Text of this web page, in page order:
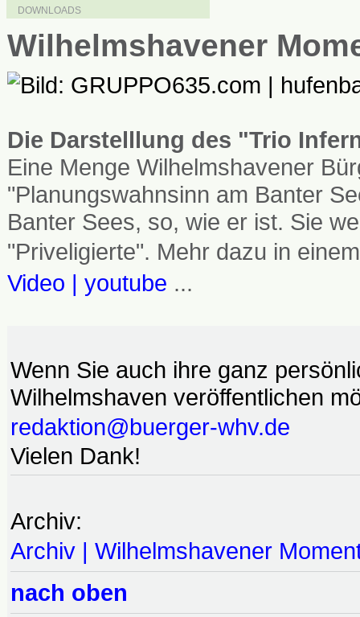
DOWNLOADS
Wilhelmshavener
Die Darstelllung des "Trio
Eine Menge Wilhelmshavener
"Planungswahnsinn am Banter
Banter Sees, so, wie er ist. Sie
"Priveligierte". Mehr dazu in
Video | youtube ...
Wenn Sie auch ihre ganz
Wilhelmshaven veröffentlichen
redaktion@buerger-whv.de
Vielen Dank!
Archiv:
Archiv | Wilhelmshavener
nach oben